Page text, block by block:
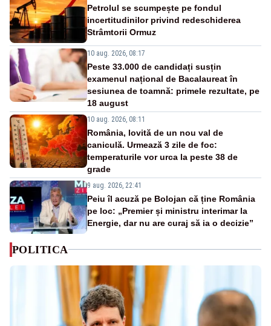
Petrolul se scumpește pe fondul
incertitudinilor privind redeschiderea
Strâmtorii Ormuz
10 aug. 2026, 08:17
Peste 33.000 de candidați susțin
examenul național de Bacalaureat în
sesiunea de toamnă: primele rezultate, pe
18 august
10 aug. 2026, 08:11
România, lovită de un nou val de
caniculă. Urmează 3 zile de foc:
temperaturile vor urca la peste 38 de
grade
9 aug. 2026, 22:41
Peiu îl acuză pe Bolojan că ține România
pe loc: „Premier și ministru interimar la
Energie, dar nu are curaj să ia o decizie”
POLITICA